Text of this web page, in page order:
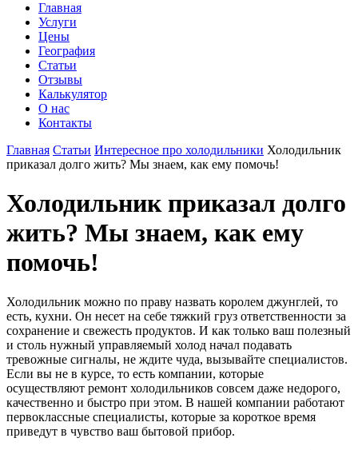
Главная
Услуги
Цены
География
Статьи
Отзывы
Калькулятор
О нас
Контакты
Главная Статьи Интересное про холодильники Холодильник
приказал долго жить? Мы знаем, как ему помочь!
Холодильник приказал долго
жить? Мы знаем, как ему
помочь!
Холодильник можно по праву назвать королем джунглей, то
есть, кухни. Он несет на себе тяжкий груз ответственности за
сохранение и свежесть продуктов. И как только ваш полезный
и столь нужный управляемый холод начал подавать
тревожные сигналы, не ждите чуда, вызывайте специалистов.
Если вы не в курсе, то есть компании, которые
осуществляют ремонт холодильников совсем даже недорого,
качественно и быстро при этом. В нашей компании работают
первоклассные специалисты, которые за короткое время
приведут в чувство ваш бытовой прибор.